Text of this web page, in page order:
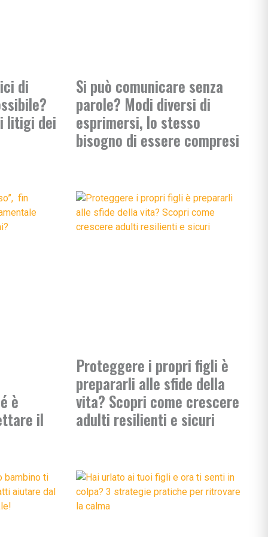
co.
casa
di
litigi dei
Si può comunicare senza
parole? Modi diversi di
esprimersi, lo stesso
bisogno di essere compresi
è
il
Proteggere i propri figli è
prepararli alle sfide della
vita? Scopri come crescere
adulti resilienti e sicuri